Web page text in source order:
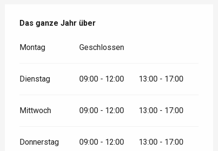
Das ganze Jahr über
Das ganze Jahr über
Montag Geschlossen
Dienstag 09:00 - 12:00 13:00 - 17:00
Mittwoch 09:00 - 12:00 13:00 - 17:00
Donnerstag 09:00 - 12:00 13:00 - 17:00